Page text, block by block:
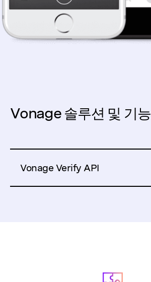
Vonage 솔루션 및 기능
Vonage Verify API